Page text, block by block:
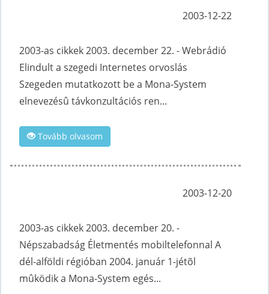
2003-12-22
2003-as cikkek 2003. december 22. - Webrádió
Elindult a szegedi Internetes orvoslás
Szegeden mutatkozott be a Mona-System
elnevezésû távkonzultációs ren...
Tovább olvasom
2003-12-20
2003-as cikkek 2003. december 20. -
Népszabadság Életmentés mobiltelefonnal A
dél-alföldi régióban 2004. január 1-jétõl
mûködik a Mona-System egés...